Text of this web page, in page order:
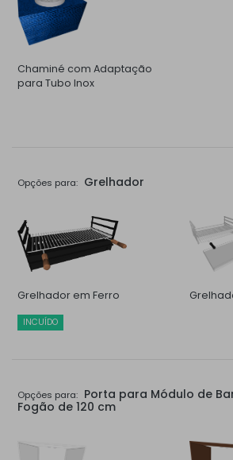
Chaminé com Adaptação
para Tubo Inox
Opções para: Grelhador
Grelhador em Ferro
INCUÍDO
Opções para: Porta para Módulo de
Fogão de 120 cm